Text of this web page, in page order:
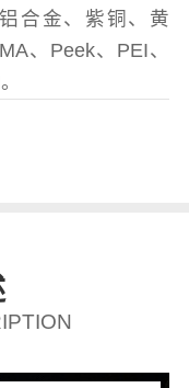
合金、紫铜、黄
、Peek、PEI、